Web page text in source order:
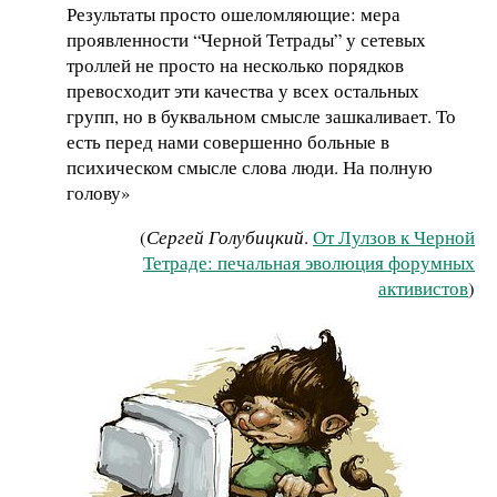
Результаты просто ошеломляющие: мера
проявленности “Черной Тетрады” у сетевых
троллей не просто на несколько порядков
превосходит эти качества у всех остальных
групп, но в буквальном смысле зашкаливает. То
есть перед нами совершенно больные в
психическом смысле слова люди. На полную
голову»
(Сергей Голубицкий. От Лулзов к Черной
Тетраде: печальная эволюция форумных
активистов)